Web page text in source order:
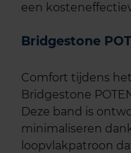
een
Bridgestone
Comfort tijdens
Bridgestone
Deze band is
minimaliseren
loopvlakpatroon